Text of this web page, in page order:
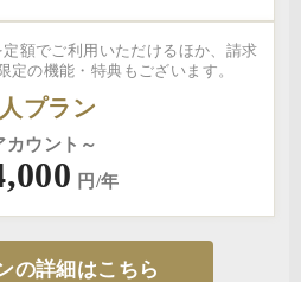
額でご利用いただけるほか、請求
定の機能・特典もございます。
プラン
カウント～
円/年
の詳細はこちら